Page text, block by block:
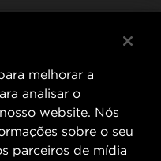
melhorar a
analisar o
website. Nós
sobre o seu
parceiros de mídia